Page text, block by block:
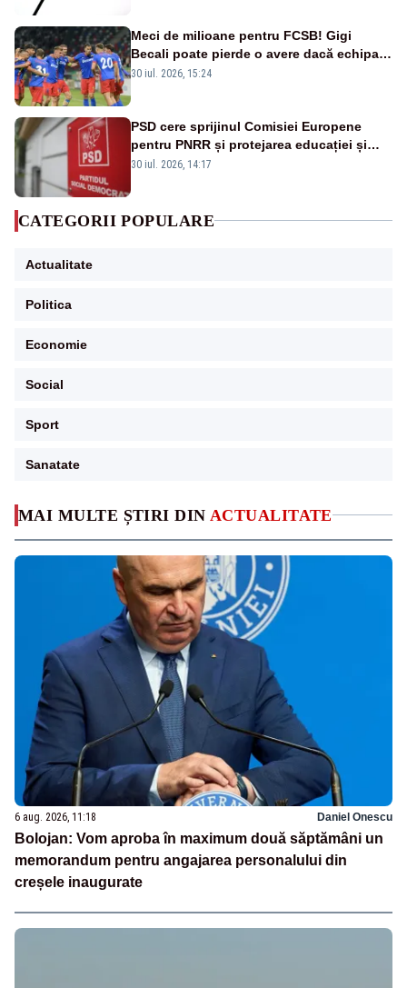
MAI MULTE ȘTIRI DIN ACTUALITATE
6 aug. 2026, 11:18 Daniel Onescu
Bolojan: Vom aproba în maximum două săptămâni un
memorandum pentru angajarea personalului din
creșele inaugurate
Meci de milioane pentru FCSB! Gigi
Becali poate pierde o avere dacă echipa
este eliminată de FK Auda
30 iul. 2026, 15:24
PSD cere sprijinul Comisiei Europene
pentru PNRR și protejarea educației și
sănătății
30 iul. 2026, 14:17
CATEGORII POPULARE
Actualitate
Politica
Economie
Social
Sport
Sanatate